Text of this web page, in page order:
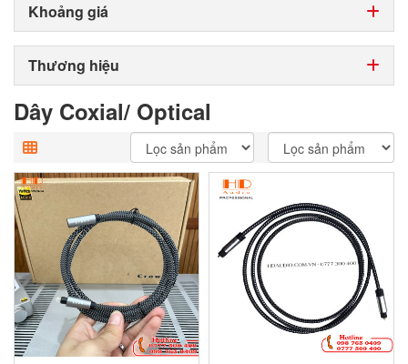
Khoảng giá
Thương hiệu
Dây Coxial/ Optical